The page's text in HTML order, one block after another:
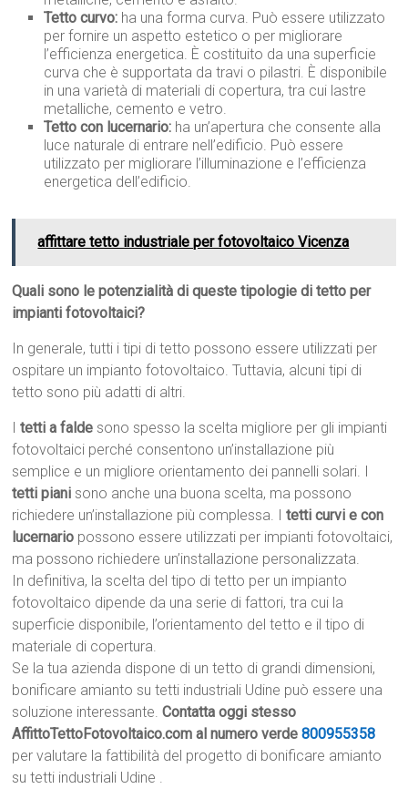
Tetto curvo: ha una forma curva. Può essere utilizzato
per fornire un aspetto estetico o per migliorare
l’efficienza energetica. È costituito da una superficie
curva che è supportata da travi o pilastri. È disponibile
in una varietà di materiali di copertura, tra cui lastre
metalliche, cemento e vetro.
Tetto con lucernario: ha un’apertura che consente alla
luce naturale di entrare nell’edificio. Può essere
utilizzato per migliorare l’illuminazione e l’efficienza
energetica dell’edificio.
affittare tetto industriale per fotovoltaico Vicenza
Quali sono le potenzialità di queste tipologie di tetto per
impianti fotovoltaici?
In generale, tutti i tipi di tetto possono essere utilizzati per
ospitare un impianto fotovoltaico. Tuttavia, alcuni tipi di
tetto sono più adatti di altri.
Itetti a falde sono spesso la scelta migliore per gli impianti
fotovoltaici perché consentono un’installazione più
semplice e un migliore orientamento dei pannelli solari. I
tetti piani sono anche una buona scelta, ma possono
richiedere un’installazione più complessa. Itetti curvi e con
lucernario possono essere utilizzati per impianti fotovoltaici,
ma possono richiedere un’installazione personalizzata.
In definitiva, la scelta del tipo di tetto per un impianto
fotovoltaico dipende da una serie di fattori, tra cui la
superficie disponibile, l’orientamento del tetto e il tipo di
materiale di copertura.
Se la tua azienda dispone di un tetto di grandi dimensioni,
bonificare amianto su tetti industriali Udine può essere una
soluzione interessante.Contatta oggi stesso
AffittoTettoFotovoltaico.com al numero verde800955358
per valutare la fattibilità del progetto di bonificare amianto
su tetti industriali Udine .